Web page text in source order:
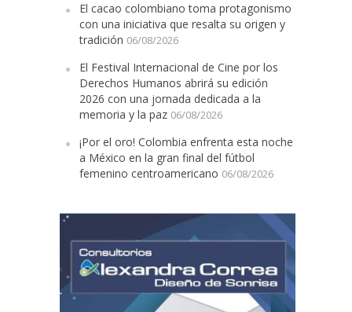
¡Por el oro!
El cacao colombiano toma protagonismo
con una iniciativa que resalta su origen y
tradición 06/08/2026
El Festival Internacional de Cine por los
Derechos Humanos abrirá su edición
2026 con una jornada dedicada a la
memoria y la paz 06/08/2026
¡Por el oro! Colombia enfrenta esta noche
a México en la gran final del fútbol
femenino centroamericano 06/08/2026